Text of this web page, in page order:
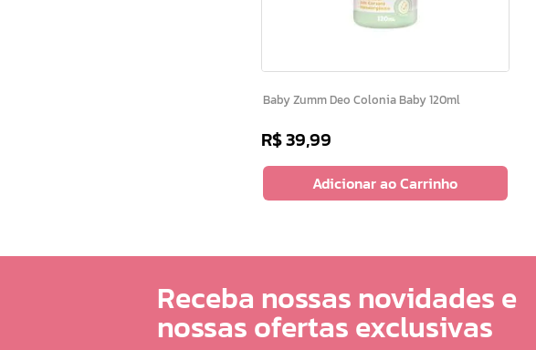
Baby Zumm Deo Colonia Baby 120ml
R$39,99
Adicionar ao Carrinho
Receba nossas novidades e
nossas ofertas exclusivas